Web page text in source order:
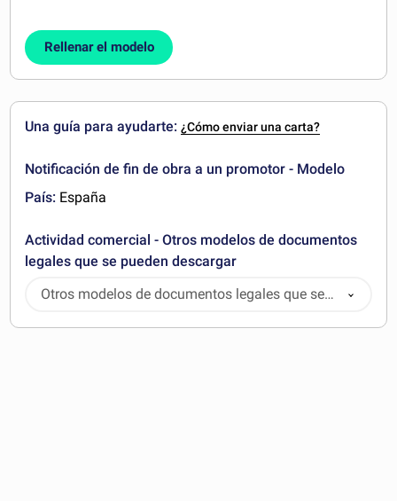
Rellenar el modelo
Una guía para ayudarte:¿Cómo enviar una carta?
Notificación de fin de obra a un promotor - Modelo
País: España
Actividad comercial - Otros modelos de documentos
legales que se pueden descargar
Otros modelos de documentos legales que se
pueden descargar